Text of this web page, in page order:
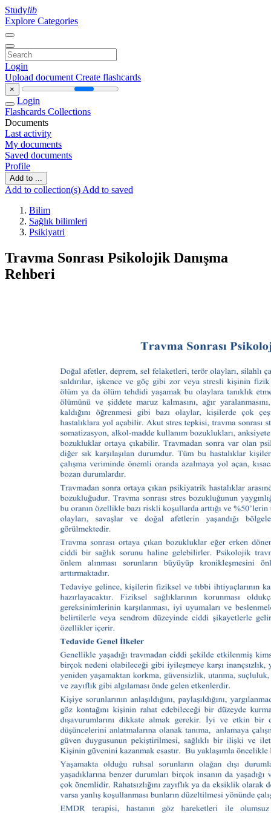
Studylib
Explore Categories
Login
Upload document Create flashcards
×
Login
Flashcards Collections
Documents
Last activity
My documents
Saved documents
Profile
Add to ...
Add to collection(s) Add to saved
Bilim
Sağlık bilimleri
Psikiyatri
Travma Sonrası Psikolojik Danışma
Rehberi